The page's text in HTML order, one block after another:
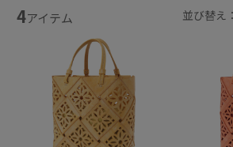
4アイテム 並び替え：